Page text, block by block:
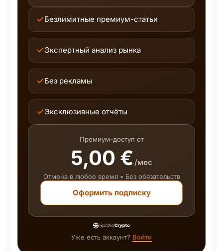
Безлимитные премиум-статьи
Экспертный анализ рынка
Без рекламы
Эксклюзивные отчёты
Премиум-доступ от
5,00 € /мес
Отмена в любое время • Без обязательств
Оформить подписку
Уже есть аккаунт? Войти